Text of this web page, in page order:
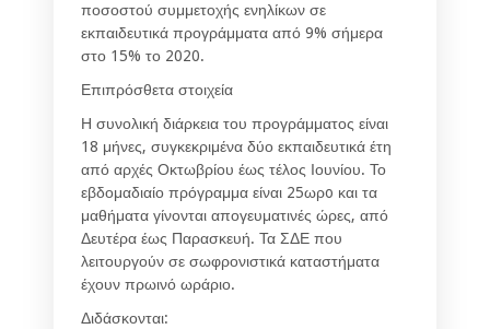
ποσοστού συμμετοχής ενηλίκων σε
εκπαιδευτικά προγράμματα από 9% σήμερα
στο 15% το 2020.
Επιπρόσθετα στοιχεία
Η συνολική διάρκεια του προγράμματος είναι
18 μήνες, συγκεκριμένα δύο εκπαιδευτικά έτη
από αρχές Οκτωβρίου έως τέλος Ιουνίου. Το
εβδομαδιαίο πρόγραμμα είναι 25ωρo και τα
μαθήματα γίνονται απογευματινές ώρες, από
Δευτέρα έως Παρασκευή. Τα ΣΔΕ που
λειτουργούν σε σωφρονιστικά καταστήματα
έχουν πρωινό ωράριο.
Διδάσκονται: